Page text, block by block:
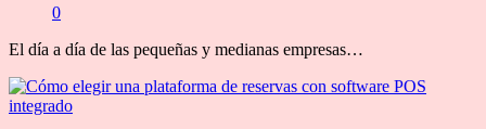
0
El día a día de las pequeñas y medianas empresas…